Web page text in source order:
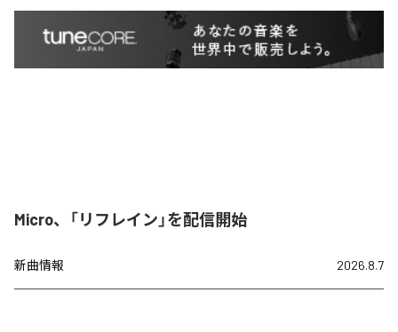
Micro、「リフレイン」を配信開始
新曲情報 2026.8.7